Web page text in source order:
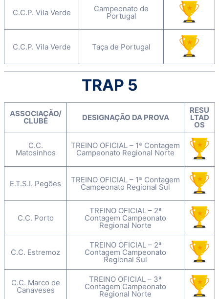
C.C.P. Vila Verde Campeonato de
Portugal
C.C.P. Vila Verde Taça de Portugal
TRAP 5
ASSOCIAÇÃO/
CLUBE DESIGNAÇÃO DA PROVA
RESU
LTAD
OS
C.C.
Matosinhos
TREINO OFICIAL – 1ª Contagem
Campeonato Regional Norte
E.T.S.I. Pegões TREINO OFICIAL – 1ª Contagem
Campeonato Regional Sul
C.C. Porto
TREINO OFICIAL – 2ª
Contagem Campeonato
Regional Norte
C.C. Estremoz
TREINO OFICIAL – 2ª
Contagem Campeonato
Regional Sul
C.C. Marco de
Canaveses
TREINO OFICIAL – 3ª
Contagem Campeonato
Regional Norte